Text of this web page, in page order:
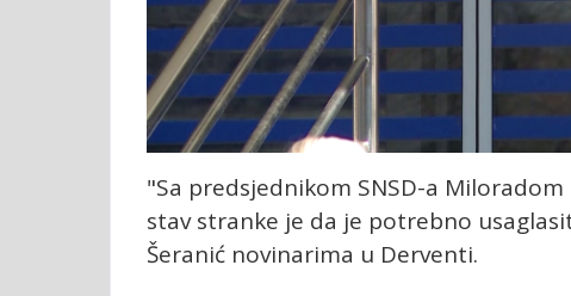
"Sa predsjednikom SNSD-a
stav stranke je da je potrebno
Šeranić novinarima u Derventi.